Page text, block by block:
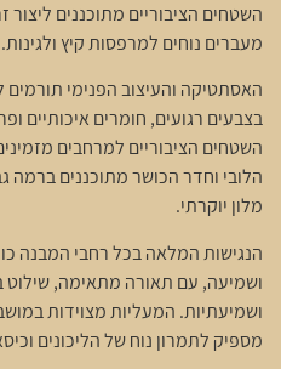
השטחים הציבוריים מתוכננים ליצור
מעברים נוחים למרפסות קיץ ולגינות.
האסתטיקה והעיצוב הפנימי
בצבעים רגועים, חומרים איכותיים
השטחים הציבוריים למרחבים
הלובי וחדר הכושר מתוכננים ברמה
מלון יוקרתי.
הנגישות המלאה בכל רחבי המבנה
ושמיעה, עם תאורה מתאימה, שילוט
ושמיעתיות. המעליות מצוידות
מספיק לתמרון נוח של הליכונים